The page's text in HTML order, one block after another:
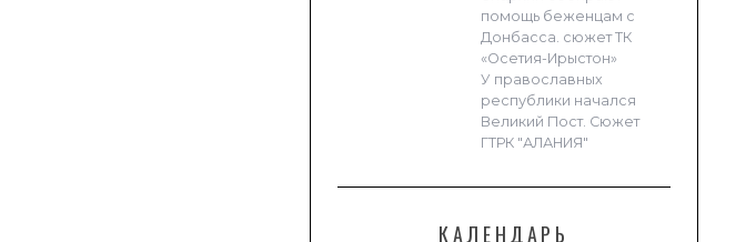
помощь беженцам с
Донбасса. сюжет ТК
«Осетия-Ирыстон»
У православных
республики начался
Великий Пост. Сюжет
ГТРК "АЛАНИЯ"
КАЛЕНДАРЬ